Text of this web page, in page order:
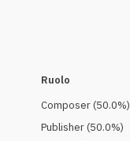
Ruolo
Composer(50.0%)
Publisher(50.0%)